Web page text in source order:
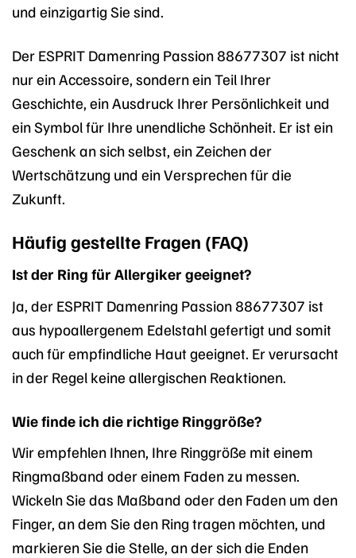
und einzigartig Sie sind.
Der ESPRIT Damenring Passion 88677307 ist nicht
nur ein Accessoire, sondern ein Teil Ihrer
Geschichte, ein Ausdruck Ihrer Persönlichkeit und
ein Symbol für Ihre unendliche Schönheit. Er ist ein
Geschenk an sich selbst, ein Zeichen der
Wertschätzung und ein Versprechen für die
Zukunft.
Häufig gestellte Fragen (FAQ)
Ist der Ring für Allergiker geeignet?
Ja, der ESPRIT Damenring Passion 88677307 ist
aus hypoallergenem Edelstahl gefertigt und somit
auch für empfindliche Haut geeignet. Er verursacht
in der Regel keine allergischen Reaktionen.
Wie finde ich die richtige Ringgröße?
Wir empfehlen Ihnen, Ihre Ringgröße mit einem
Ringmaßband oder einem Faden zu messen.
Wickeln Sie das Maßband oder den Faden um den
Finger, an dem Sie den Ring tragen möchten, und
markieren Sie die Stelle, an der sich die Enden